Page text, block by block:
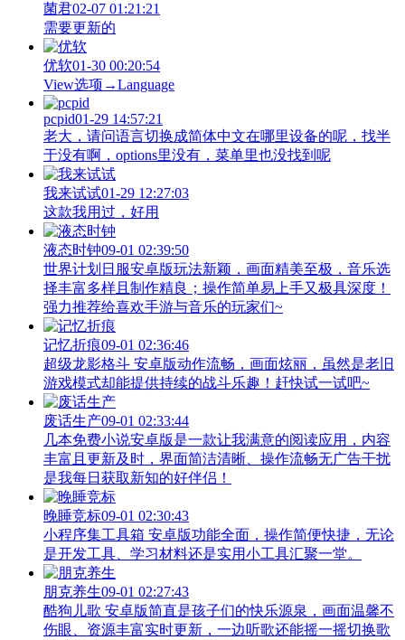
菌君02-07 01:21:21
需要更新的
优软01-30 00:20:54
View‌选项→Language
pcpid01-29 14:57:21
老大，请问语言切换成简体中文在哪里设备的呢，找半
于没有啊，options里没有，菜单里也没找到呢
我来试试01-29 12:27:03
这款我用过，好用
液态时钟09-01 02:39:50
世界计划日服安卓版玩法新颖，画面精美至极，音乐选
择丰富多样且制作精良；操作简单易上手又极具深度！
强力推荐给喜欢手游与音乐的玩家们~
记忆折痕09-01 02:36:46
超级龙影格斗 安卓版动作流畅，画面炫丽，虽然是老旧
游戏模式却能提供持续的战斗乐趣！赶快试一试吧~
废话生产09-01 02:33:44
几本免费小说安卓版是一款让我满意的阅读应用，内容
丰富且更新及时，界面简洁清晰、操作流畅无广告干扰
是我每日获取新知的好伴侣！
晚睡竞标09-01 02:30:43
小程序集工具箱 安卓版功能全面，操作简便快捷，无论
是开发工具、学习材料还是实用小工具汇聚一堂。
朋克养生09-01 02:27:43
酷狗儿歌 安卓版简直是孩子们的快乐源泉，画面温馨不
伤眼、资源丰富实时更新，一边听歌还能摇一摇切换歌